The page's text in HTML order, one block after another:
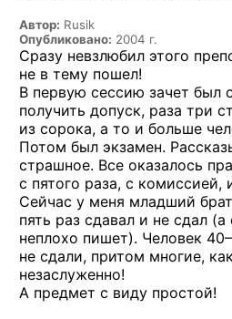
Автор: Rusik
Опубликовано: 2004 г.
Сразу невзлюбил этого
не в тему пошел!
В первую сессию зачет был
получить допуск, раза три
из сорока, а то и больше
Потом был экзамен.
страшное. Все оказалось
с пятого раза, с комиссией,
Сейчас у меня младший
пять раз сдавал и не сдал (а
неплохо пишет). Человек
не сдали, притом многие,
незаслуженно!
А предмет с виду простой!